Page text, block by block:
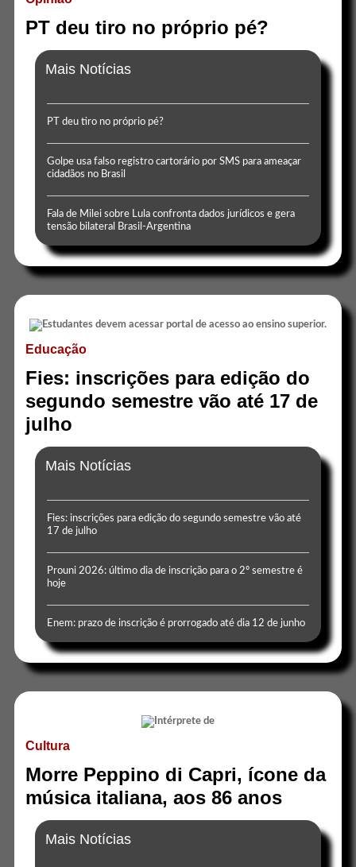
PT deu tiro no próprio pé?
Mais Notícias
PT deu tiro no próprio pé?
Golpe usa falso registro cartorário por SMS para ameaçar
cidadãos no Brasil
Fala de Milei sobre Lula confronta dados jurídicos e gera
tensão bilateral Brasil-Argentina
Educação
Fies: inscrições para edição do
segundo semestre vão até 17 de
julho
Mais Notícias
Fies: inscrições para edição do segundo semestre vão até
17 de julho
Prouni 2026: último dia de inscrição para o 2º semestre é
hoje
Enem: prazo de inscrição é prorrogado até dia 12 de junho
Cultura
Morre Peppino di Capri, ícone da
música italiana, aos 86 anos
Mais Notícias